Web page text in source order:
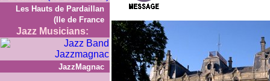
Les Hauts de Pardaillan
(Ile de France
Jazz Musicians:
JazzMagnac